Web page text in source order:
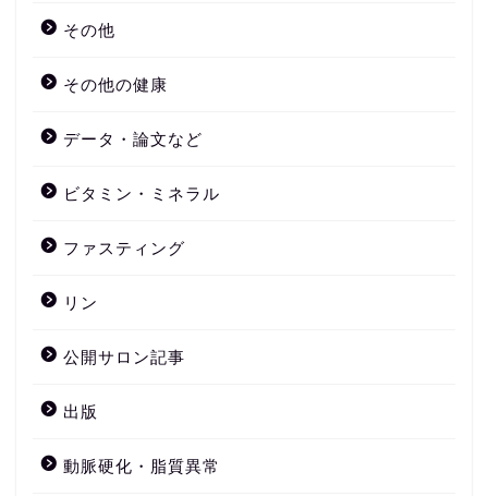
その他
その他の健康
データ・論文など
ビタミン・ミネラル
ファスティング
リン
公開サロン記事
出版
動脈硬化・脂質異常